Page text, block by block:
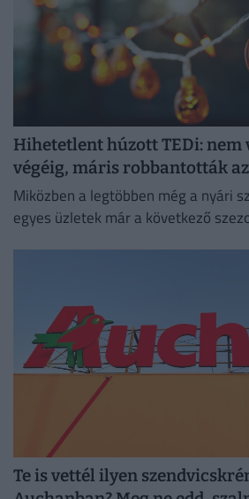
Hihetetlent húzott TEDi:
végéig, máris robbantották
Miközben a legtöbben még a nyári
egyes üzletek már a következő
Te is vettél ilyen